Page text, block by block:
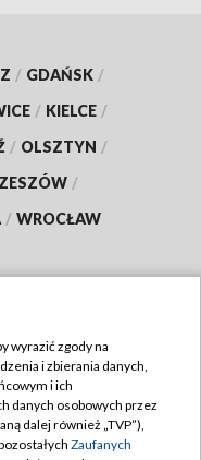
/ GDAŃSK /
/ KIELCE /
/ OLSZTYN /
/
/ WROCŁAW
wyrazić zgody na
i zbierania danych,
i ich
danych osobowych przez
dalej również „TVP”),
Zaufanych